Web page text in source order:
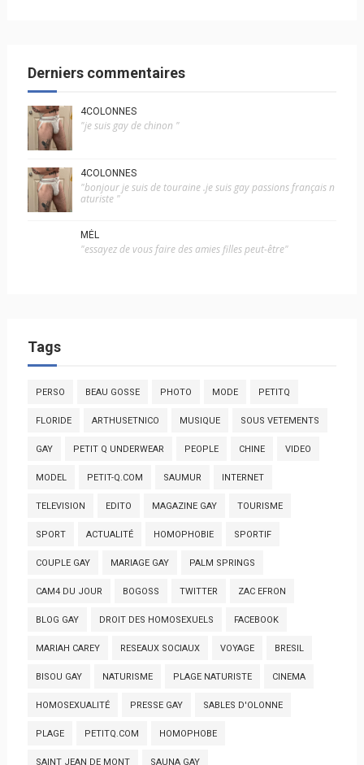
Derniers commentaires
4COLONNES
"je suis gay de chinon "
4COLONNES
"bonjour je suis de touraine .je suis gay passions français n
aturiste "
MÉL
"essayez de vous faire des amies filles peut-être"
Tags
PERSO BEAU GOSSE PHOTO MODE PETITQ
FLORIDE ARTHUSETNICO MUSIQUE SOUS VETEMENTS
GAY PETIT Q UNDERWEAR PEOPLE CHINE VIDEO
MODEL PETIT-Q.COM SAUMUR INTERNET
TELEVISION EDITO MAGAZINE GAY TOURISME
SPORT ACTUALITÉ HOMOPHOBIE SPORTIF
COUPLE GAY MARIAGE GAY PALM SPRINGS
CAM4 DU JOUR BOGOSS TWITTER ZAC EFRON
BLOG GAY DROIT DES HOMOSEXUELS FACEBOOK
MARIAH CAREY RESEAUX SOCIAUX VOYAGE BRESIL
BISOU GAY NATURISME PLAGE NATURISTE CINEMA
HOMOSEXUALITÉ PRESSE GAY SABLES D'OLONNE
PLAGE PETITQ.COM HOMOPHOBE
SAINT JEAN DE MONT SAUNA GAY